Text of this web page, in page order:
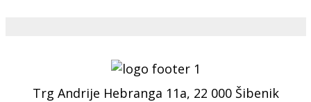
Trg Andrije Hebranga 11a, 22 000 Šibenik